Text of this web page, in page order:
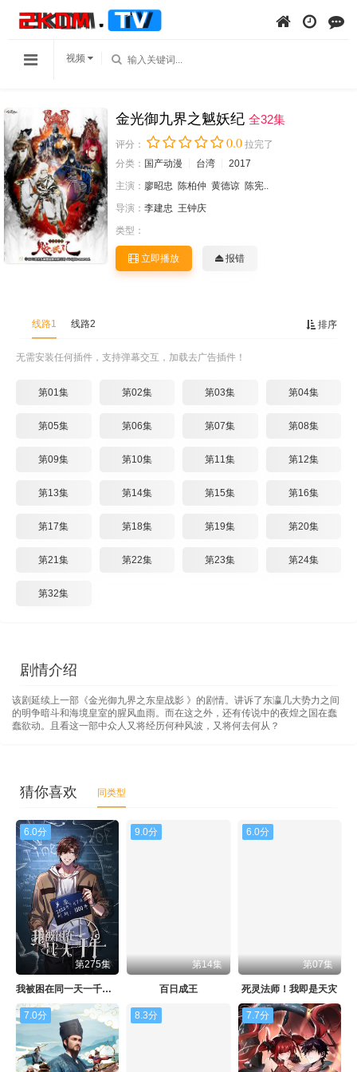
视频
金光御九界之魆妖纪 全32集
评分： 0.0 拉完了
分类： 国产动漫 台湾
2017
主演： 廖昭忠 陈柏仲 黄德谅 陈宪..
导演： 李建忠 王钟庆
类型：
立即播放 报错
排序
线路1 线路2
无需安装任何插件，支持弹幕交互，加载去广告插件！
第01集 第02集 第03集 第04集
第05集 第06集 第07集 第08集
第09集 第10集 第11集 第12集
第13集 第14集 第15集 第16集
第17集 第18集 第19集 第20集
第21集 第22集 第23集 第24集
第32集
剧情介绍
该剧延续上一部《金光御九界之东皇战影 》的剧情。讲诉了东瀛几大势力之间
的明争暗斗和海境皇室的腥风血雨。而在这之外，还有传说中的夜煌之国在蠢
蠢欲动。且看这一部中众人又将经历何种风波，又将何去何从？
猜你喜欢 同类型
6.0分
第275集
我被困在同一天一千年 动态漫画
9.0分
第14集
百日成王
6.0分
第07集
死灵法师！我即是天灾
7.0分 8.3分 7.7分